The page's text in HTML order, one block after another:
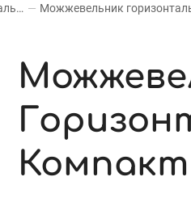
Можжевельник горизонтальный —
Компакт